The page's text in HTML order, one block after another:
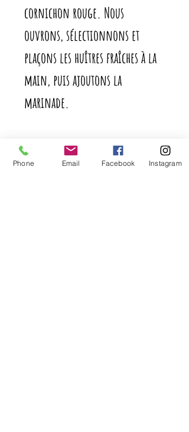
cornichon rouge. Nous
ouvrons, sélectionnons et
plaçons les huîtres fraîches à la
main, puis ajoutons la
marinade.
Productions limitées.
Phone Email Facebook Instagram